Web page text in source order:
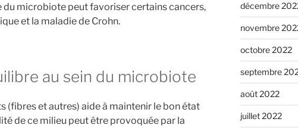
du microbiote peut favoriser certains cancers,
et la maladie de Crohn.
au sein du microbiote
(fibres et autres) aide à maintenir le bon état
de ce milieu peut être provoquée par la
décembre
novembre
octobre 2022
septembre
août 2022
juillet 2022